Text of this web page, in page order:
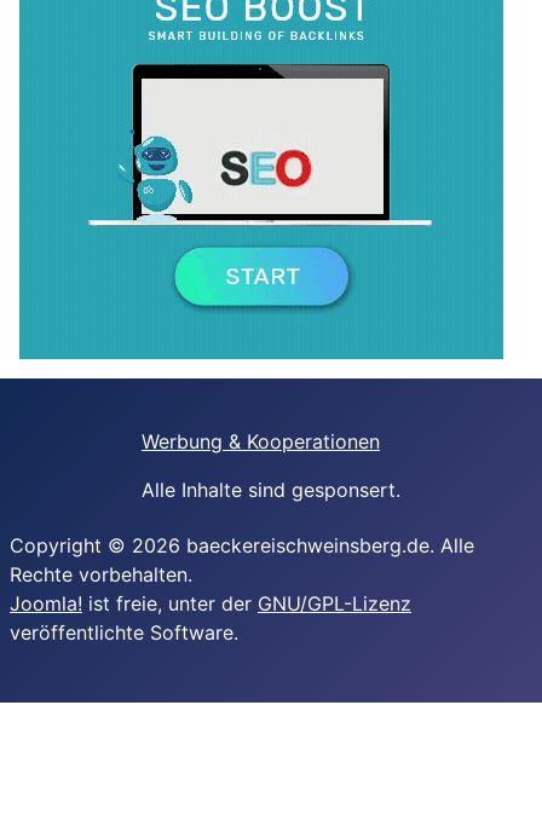
Werbung & Kooperationen
Alle Inhalte sind gesponsert.
Copyright © 2026 baeckereischweinsberg.de. Alle
Rechte vorbehalten.
Joomla! ist freie, unter der GNU/GPL-Lizenz
veröffentlichte Software.